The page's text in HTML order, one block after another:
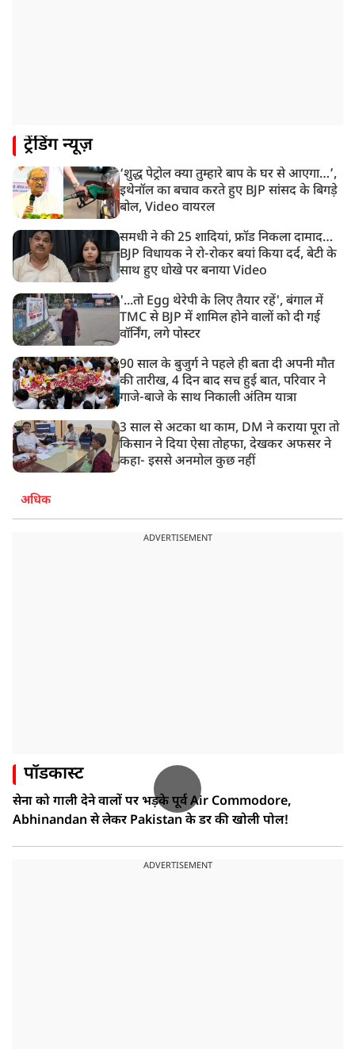
अभिषेक बनर्जी को आंखों के इलाज के लिए विदेश जाने की
1:40 PM
रांची: झारखंड विधानसभा परिसर में घुसे छात्र प्रदर्शनकारी,
पुलिस ने किया लाठीचार्ज
ट्रेंडिंग न्यूज़
‘शुद्ध पेट्रोल क्या तुम्हारे बाप के घर से आएगा…’,
इथेनॉल का बचाव करते हुए BJP सांसद के बिगड़े
बोल, Video वायरल
समधी ने की 25 शादियां, फ्रॉड निकला दामाद…
BJP विधायक ने रो-रोकर बयां किया दर्द, बेटी के
साथ हुए धोखे पर बनाया Video
'...तो Egg थेरेपी के लिए तैयार रहें', बंगाल में
TMC से BJP में शामिल होने वालों को दी गई
वॉर्निंग, लगे पोस्टर
90 साल के बुजुर्ग ने पहले ही बता दी अपनी मौत
की तारीख, 4 दिन बाद सच हुई बात, परिवार ने
गाजे-बाजे के साथ निकाली अंतिम यात्रा
3 साल से अटका था काम, DM ने कराया पूरा तो
किसान ने दिया ऐसा तोहफा, देखकर अफसर ने
कहा- इससे अनमोल कुछ नहीं
अधिक
ADVERTISEMENT
पॉडकास्ट
सेना को गाली देने वालों पर भड़के पूर्व Air Commodore,
Abhinandan से लेकर Pakistan के डर की खोली पोल!
ADVERTISEMENT